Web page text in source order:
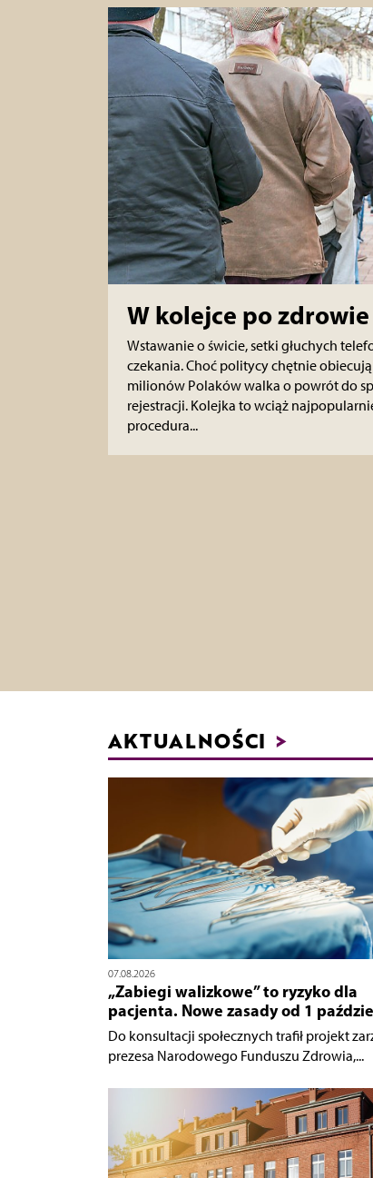
W kolejce po zdrowie
Wstawanie o świcie, setki głuchych
czekania. Choć politycy chętnie
milionów Polaków walka o powrót do
rejestracji. Kolejka to wciąż
procedura...
AKTUALNOŚCI >
07.08.2026
„Zabiegi walizkowe” to ryzyko dla
pacjenta. Nowe zasady od 1
Do konsultacji społecznych trafił projekt
prezesa Narodowego Funduszu Zdrowia,...